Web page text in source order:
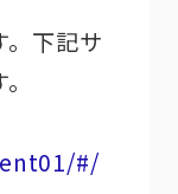
下記サ
#/